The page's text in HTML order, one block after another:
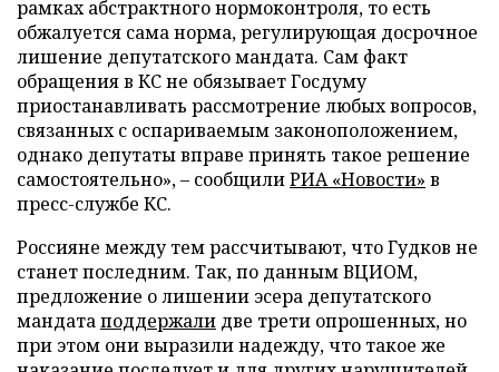
рамках абстрактного нормоконтроля, то есть
обжалуется сама норма, регулирующая досрочное
лишение депутатского мандата. Сам факт
обращения в КС не обязывает Госдуму
приостанавливать рассмотрение любых вопросов,
связанных с оспариваемым законоположением,
однако депутаты вправе принять такое решение
самостоятельно», – сообщилиРИА «Новости» в
пресс-службе КС.
Россияне между тем рассчитывают, что Гудков не
станет последним. Так, по данным ВЦИОМ,
предложение о лишении эсера депутатского
мандатаподдержали две трети опрошенных, но
при этом они выразили надежду, что такое же